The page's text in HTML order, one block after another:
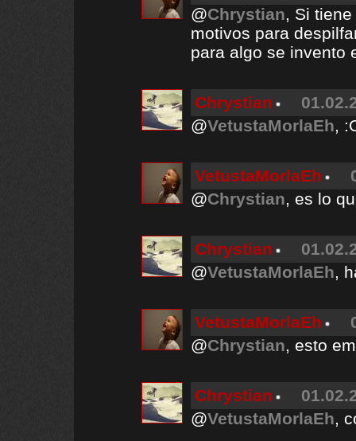
@Chrystian, Si
motivos para
para algo se invento
Chrystian
@VetustaMorlaEh,
VetustaMorlaEh
@Chrystian, es lo
Chrystian
@VetustaMorlaEh,
VetustaMorlaEh
@Chrystian, esto
Chrystian
@VetustaMorlaEh,